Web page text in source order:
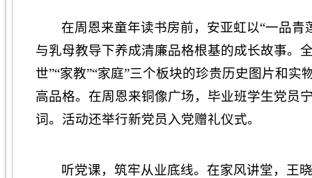
在周恩来童年读书房前，安亚虹以“一品
与乳母教导下养成清廉品格根基的成长故事。
世”“家教”“家庭”三个板块的珍贵历史图片和
高品格。在周恩来铜像广场，毕业班学生党员
词。活动还举行新党员入党赠礼仪式。
听党课，筑牢从业底线。在家风讲堂，王